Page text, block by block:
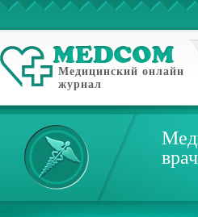
Медицинский онлайн
журнал